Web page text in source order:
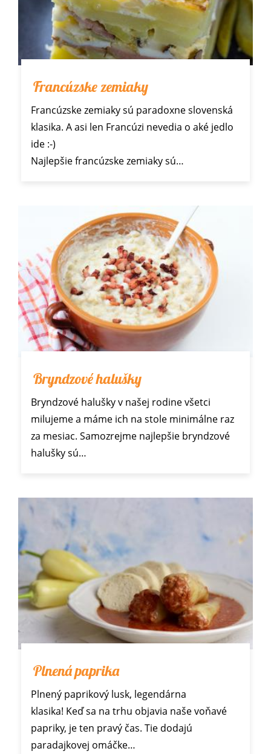
Francúzske zemiaky
Francúzske zemiaky sú paradoxne slovenská
klasika. A asi len Francúzi nevedia o aké jedlo
ide :-)
Najlepšie francúzske zemiaky sú…
Bryndzové halušky
Bryndzové halušky v našej rodine všetci
milujeme a máme ich na stole minimálne raz
za mesiac. Samozrejme najlepšie bryndzové
halušky sú…
Plnená paprika
Plnený paprikový lusk, legendárna
klasika! Keď sa na trhu objavia naše voňavé
papriky, je ten pravý čas. Tie dodajú
paradajkovej omáčke…